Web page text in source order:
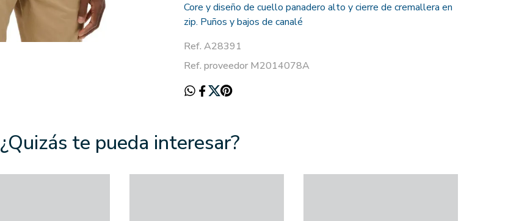
Core y diseño de cuello panadero alto y cierre de cremallera en
zip. Puños y bajos de canalé
Ref. A28391
Ref. proveedor M2014078A
¿Quizás te pueda interesar?